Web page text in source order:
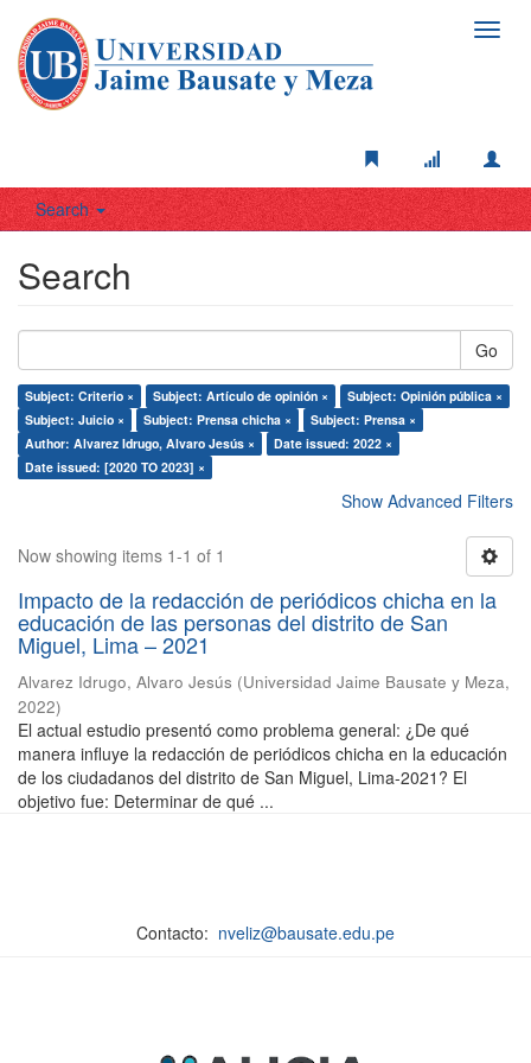
Search
Search
Go
Subject: Criterio × Subject: Artículo de opinión ×
Subject: Opinión pública ×
Subject: Juicio ×
Subject: Prensa chicha ×
Subject: Prensa ×
Author: Alvarez Idrugo, Alvaro Jesús ×
Date issued: 2022 ×
Date issued: [2020 TO 2023] ×
Show Advanced Filters
Now showing items 1-1 of 1
Impacto de la redacción de periódicos chicha en la
educación de las personas del distrito de San
Miguel, Lima – 2021
Alvarez Idrugo, Alvaro Jesús (Universidad Jaime Bausate y Meza,
2022)
El actual estudio presentó como problema general: ¿De qué
manera influye la redacción de periódicos chicha en la educación
de los ciudadanos del distrito de San Miguel, Lima-2021? El
objetivo fue: Determinar de qué ...
Contacto: nveliz@bausate.edu.pe